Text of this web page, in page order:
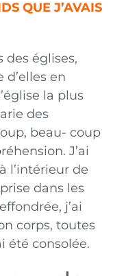
QUE J’AVAIS
des églises,
d’elles en
la plus
des
beau- coup
J’ai
l’intérieur de
dans les
j’ai
corps, toutes
été consolée.